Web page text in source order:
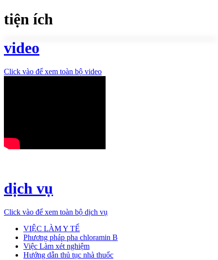
tiện ích
video
Click vào để xem toàn bộ video
dịch vụ
Click vào để xem toàn bộ dịch vụ
VIỆC LÀM Y TẾ
Phương pháp pha chloramin B
Việc Làm xét nghiệm
Hướng dẫn thủ tục nhà thuốc